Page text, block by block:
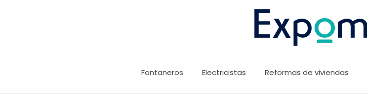
Fontaneros Electricistas Reformas de viviendas